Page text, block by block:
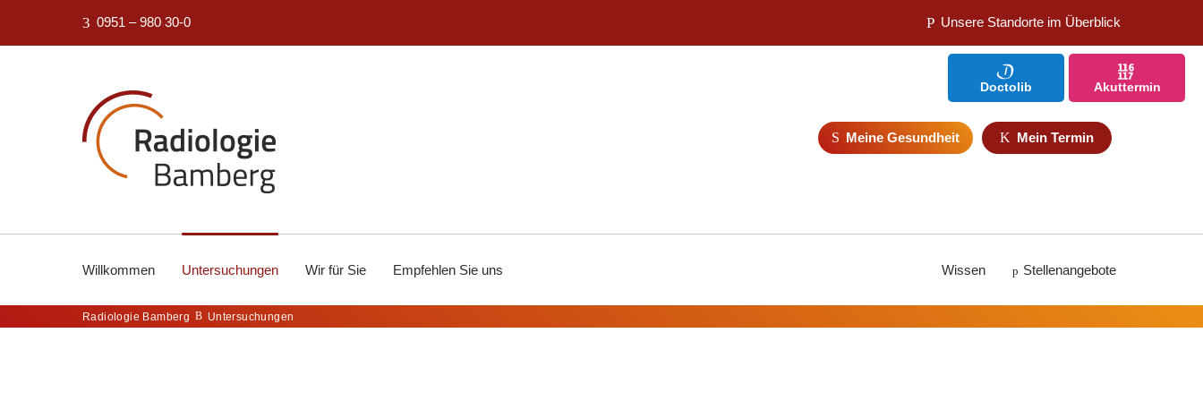
Doctolib Akuttermin
0951 – 980 30-0 Unsere Standorte im Überblick
Meine Gesundheit Mein Termin
Willkommen Untersuchungen Wir für Sie Empfehlen Sie uns Stellenangebote
Wissen
Radiologie Bamberg Untersuchungen